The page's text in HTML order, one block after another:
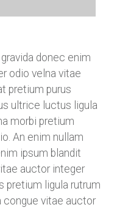
donec enim
odio velna vitae
pretium purus
ultrice luctus ligula
morbi pretium
An enim nullam
ipsum blandit
auctor integer
pretium ligula rutrum
congue vitae auctor